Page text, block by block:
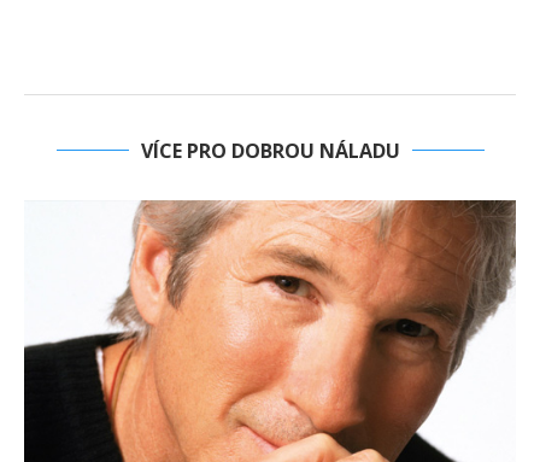
VÍCE PRO DOBROU NÁLADU